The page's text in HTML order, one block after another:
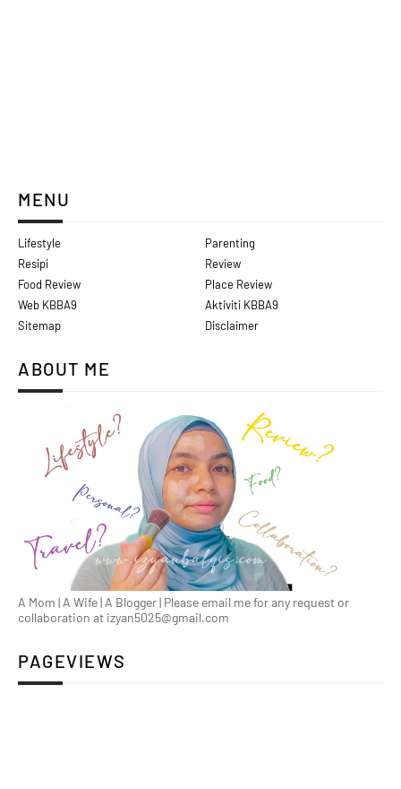
MENU
Lifestyle
Parenting
Resipi
Review
Food Review
Place Review
Web KBBA9
Aktiviti KBBA9
Sitemap
Disclaimer
ABOUT ME
A Mom | A Wife | A Blogger | Please email me for any request or
collaboration at izyan5025@gmail.com
PAGEVIEWS